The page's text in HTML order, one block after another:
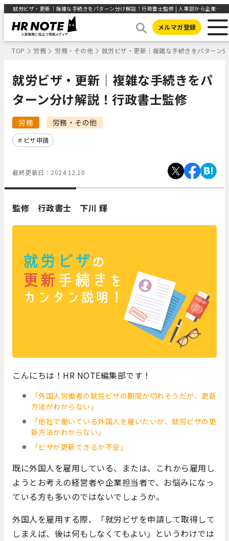
就労ビザ・更新｜複雑な手続きをパターン分け解説！行政書士監修 | 人事部から企業成長を応援するメディアHR NOTE
メルマガ登録
TOP 労務 労務・その他 就労ビザ・更新｜複雑な手続きをパターン
就労ビザ・更新｜複雑な手続きをパ
ターン分け解説！行政書士監修
労務 労務・その他
ビザ申請
最終更新日： 2024.12.10
監修 行政書士 下川 輝
こんにちは！HR NOTE編集部です！
「外国人労働者の就労ビザの期限が切れそうだが、更新
方法がわからない」
「他社で働いている外国人を雇いたいが、就労ビザの更
新方法がわからない」
「ビザが更新できるか不安」
既に外国人を雇用している、または、これから雇用し
ようとお考えの経営者や企業担当者で、お悩みになっ
ている方も多いのではないでしょうか。
外国人を雇用する際、「就労ビザを申請して取得して
しまえば、後は何もしなくてもよい」というわけでは